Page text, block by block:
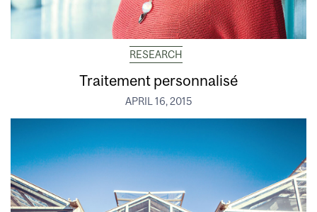
RESEARCH
Traitement personnalisé
APRIL 16, 2015